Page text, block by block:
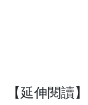
【延伸閱讀】